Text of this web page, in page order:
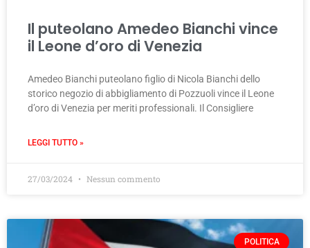
Il puteolano Amedeo Bianchi vince
il Leone d’oro di Venezia
Amedeo Bianchi puteolano figlio di Nicola Bianchi dello
storico negozio di abbigliamento di Pozzuoli vince il Leone
d’oro di Venezia per meriti professionali. Il Consigliere
LEGGI TUTTO »
27/03/2024 Nessun commento
POLITICA